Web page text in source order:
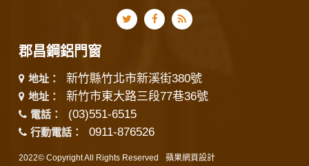
郡昌鋼鋁門窗
地址： 新竹縣竹北市新溪街380號
地址： 新竹市東大路三段77巷36號
電話： (03)551-6515
行動電話： 0911-876526
2022© Copyright All Rights Reserved 蘋果網頁設計